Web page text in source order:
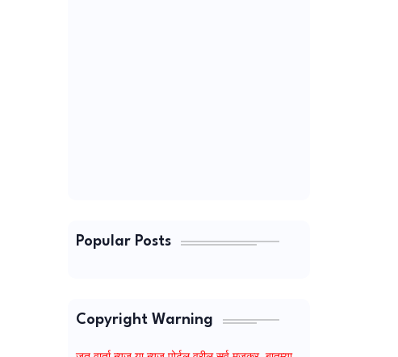
Popular Posts
Copyright Warning